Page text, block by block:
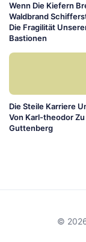
Wenn Die Kiefern
Waldbrand
Die Fragilität
Bastionen
Die Steile Karriere
Von Karl-theodor Zu
Guttenberg
©